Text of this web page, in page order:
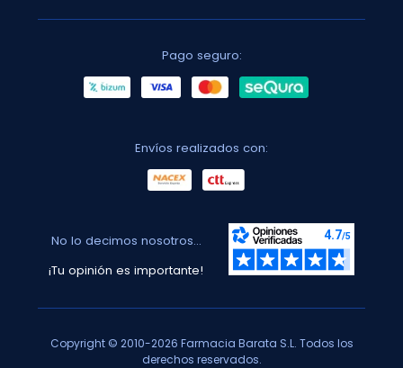
Pago seguro:
Envíos realizados con:
No lo decimos nosotros...
¡Tu opinión es importante!
Copyright © 2010-2026 Farmacia Barata S.L. Todos los
derechos reservados.